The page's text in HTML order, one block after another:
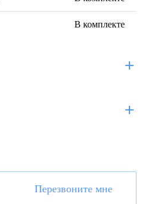
В комплекте
Перезвоните мне